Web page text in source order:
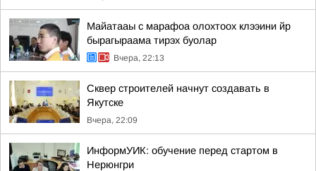
Майатааы с марафоа олохтоох клээини йр
бырагыраама тирэх буолар
Вчера, 22:13
Сквер строителей начнут создавать в
Якутске
Вчера, 22:09
ИнформУИК: обучение перед стартом в
Нерюнгри